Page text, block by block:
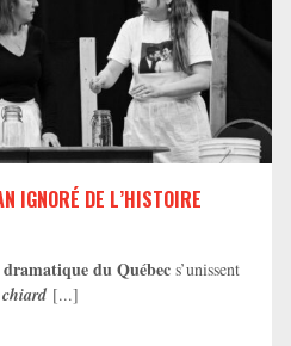
IGNORÉ DE L’HISTOIRE
du Québec s’unissent
[...]